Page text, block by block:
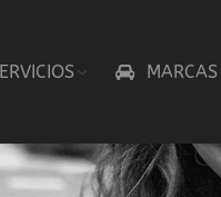
MARCAS